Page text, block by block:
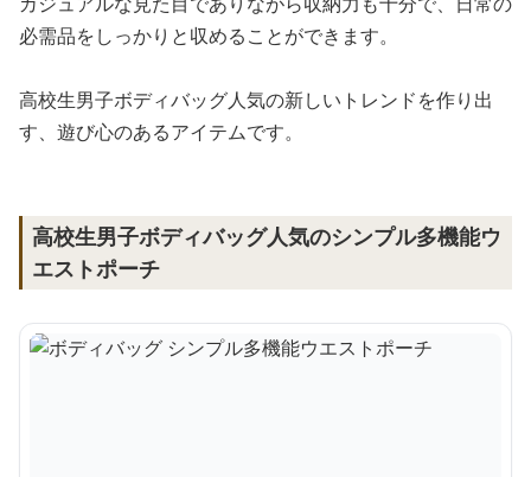
必需品をしっかりと収めることができます。
高校生男子ボディバッグ人気の新しいトレンドを作り出
す、遊び心のあるアイテムです。
高校生男子ボディバッグ人気のシンプル多機能ウ
エストポーチ